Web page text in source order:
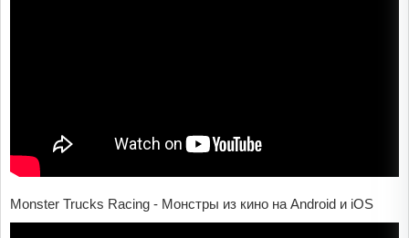
Monster Trucks Racing - Монстры из кино на Android и iOS